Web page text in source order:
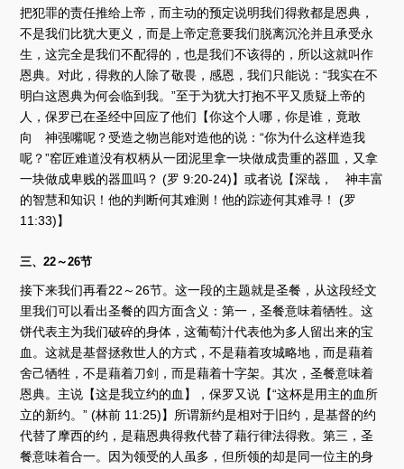
把犯罪的责任推给上帝，而主动的预定说明我们得救都是恩典，
不是我们比犹大更义，而是上帝定意要我们脱离沉沦并且承受永
生，这完全是我们不配得的，也是我们不该得的，所以这就叫作
恩典。对此，得救的人除了敬畏，感恩，我们只能说：“我实在不
明白这恩典为何会临到我。”至于为犹大打抱不平又质疑上帝的
人，保罗已在圣经中回应了他们【你这个人哪，你是谁，竟敢
向 神强嘴呢？受造之物岂能对造他的说：“你为什么这样造我
呢？”窑匠难道没有权柄从一团泥里拿一块做成贵重的器皿，又拿
一块做成卑贱的器皿吗？ (罗 9:20-24)】或者说【深哉， 神丰富
的智慧和知识！他的判断何其难测！他的踪迹何其难寻！ (罗
11:33)】
三、22～26节
接下来我们再看22～26节。这一段的主题就是圣餐，从这段经文
里我们可以看出圣餐的四方面含义：第一，圣餐意味着牺牲。这
饼代表主为我们破碎的身体，这葡萄汁代表他为多人留出来的宝
血。这就是基督拯救世人的方式，不是藉着攻城略地，而是藉着
舍己牺牲，不是藉着刀剑，而是藉着十字架。其次，圣餐意味着
恩典。主说【这是我立约的血】，保罗又说【“这杯是用主的血所
立的新约。” (林前 11:25)】所谓新约是相对于旧约，是基督的约
代替了摩西的约，是藉恩典得救代替了藉行律法得救。第三，圣
餐意味着合一。因为领受的人虽多，但所领的却是同一位主的身